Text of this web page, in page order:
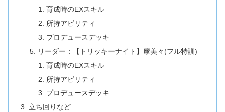
育成時のEXスキル
所持アビリティ
プロデュースデッキ
リーダー：【トリッキーナイト】摩美々(フル特訓)
育成時のEXスキル
所持アビリティ
プロデュースデッキ
立ち回りなど